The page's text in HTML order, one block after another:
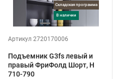
Складская программа
в наличии
Артикул 2720170006
Подъемник G3fs левый и
правый ФриФолд Шорт, H
710-790